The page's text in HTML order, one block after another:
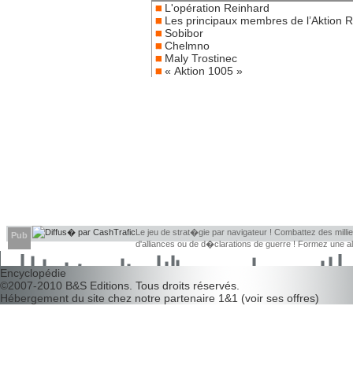
L'opération Reinhard
Les principaux membres de l’Aktion
Sobibor
Chelmno
Maly Trostinec
« Aktion 1005 »
Pub
Le jeu de strat�gie par navigateur ! Combattez des
d'alliances ou de d�clarations de guerre ! Formez une
d�couvrir leurs faiblesses !
Encyclopédie
©2007-2010 B&S Editions . Tous droits réservés.
Hébergement du site chez notre partenaire 1&1 (voir ses offres)